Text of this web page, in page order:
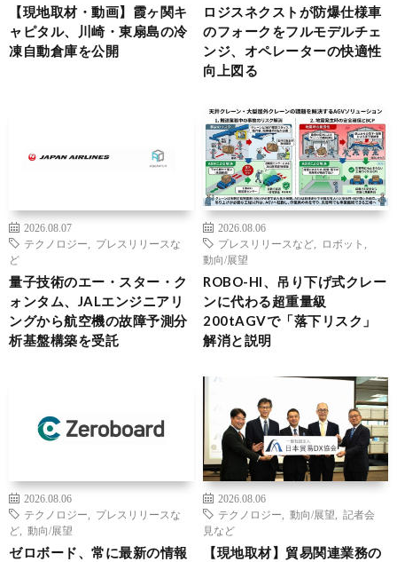
【現地取材・動画】霞ヶ関キ
ャピタル、川崎・東扇島の冷
凍自動倉庫を公開
ロジスネクストが防爆仕様車
のフォークをフルモデルチェ
ンジ、オペレーターの快適性
向上図る
2026.08.07
テクノロジー
プレスリリースな
ど
量子技術のエー・スター・ク
ォンタム、JALエンジニアリ
ングから航空機の故障予測分
析基盤構築を受託
2026.08.06
プレスリリースなど
ロボット
動向/展望
ROBO-HI、吊り下げ式クレー
ンに代わる超重量級
200tAGVで「落下リスク」
解消と説明
2026.08.06
テクノロジー
プレスリリースな
ど
動向/展望
ゼロボード、常に最新の情報
2026.08.06
テクノロジー
動向/展望
記者会
見など
【現地取材】貿易関連業務の